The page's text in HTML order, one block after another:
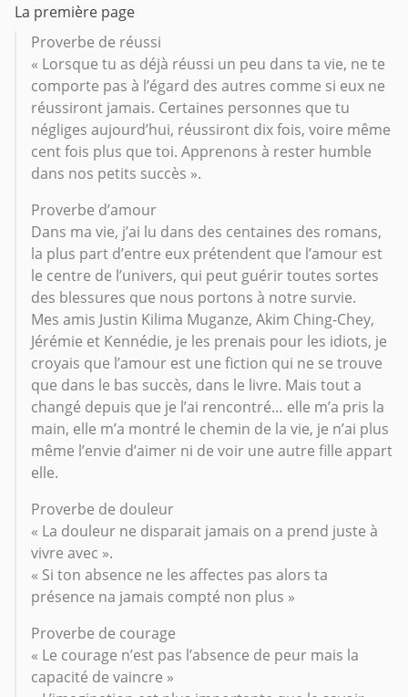
La première page
Proverbe de réussi
« Lorsque tu as déjà réussi un peu dans ta vie, ne te
comporte pas à l’égard des autres comme si eux ne
réussiront jamais. Certaines personnes que tu
négliges aujourd’hui, réussiront dix fois, voire même
cent fois plus que toi. Apprenons à rester humble
dans nos petits succès ».
Proverbe d’amour
Dans ma vie, j’ai lu dans des centaines des romans,
la plus part d’entre eux prétendent que l’amour est
le centre de l’univers, qui peut guérir toutes sortes
des blessures que nous portons à notre survie.
Mes amis Justin Kilima Muganze, Akim Ching-Chey,
Jérémie et Kennédie, je les prenais pour les idiots, je
croyais que l’amour est une fiction qui ne se trouve
que dans le bas succès, dans le livre. Mais tout a
changé depuis que je l’ai rencontré… elle m’a pris la
main, elle m’a montré le chemin de la vie, je n’ai plus
même l’envie d’aimer ni de voir une autre fille appart
elle.
Proverbe de douleur
« La douleur ne disparait jamais on a prend juste à
vivre avec ».
« Si ton absence ne les affectes pas alors ta
présence na jamais compté non plus »
Proverbe de courage
« Le courage n’est pas l’absence de peur mais la
capacité de vaincre »